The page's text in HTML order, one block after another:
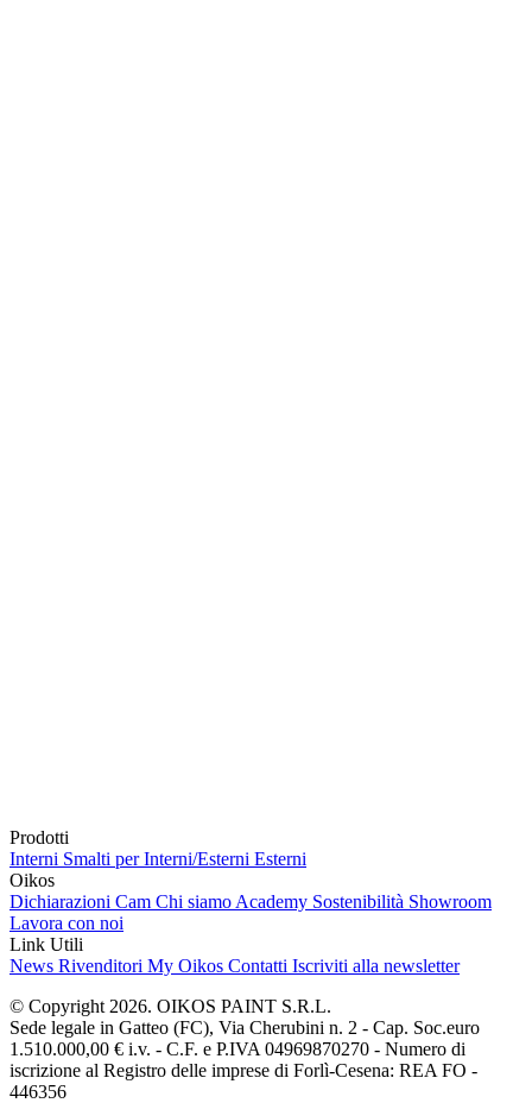
Prodotti
Interni Smalti per Interni/Esterni Esterni
Oikos
Dichiarazioni Cam Chi siamo Academy Sostenibilità Showroom
Lavora con noi
Link Utili
News Rivenditori My Oikos Contatti Iscriviti alla newsletter
© Copyright 2026. OIKOS PAINT S.R.L.
Sede legale in Gatteo (FC), Via Cherubini n. 2 - Cap. Soc.euro
1.510.000,00 € i.v. - C.F. e P.IVA 04969870270 - Numero di
iscrizione al Registro delle imprese di Forlì-Cesena: REA FO -
446356